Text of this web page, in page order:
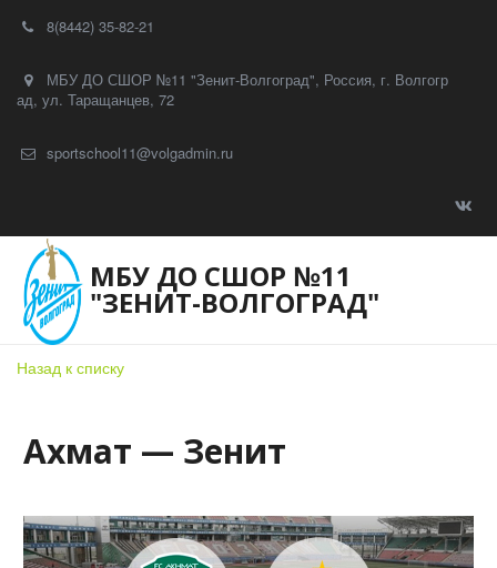
8(8442) 35-82-21
МБУ ДО СШОР №11 "Зенит-Волгоград", Россия, г. Волгогр
ад, ул. Таращанцев, 72
sportschool11@volgadmin.ru
МБУ ДО СШОР №11
"ЗЕНИТ-ВОЛГОГРАД"
Назад к списку
Ахмат — Зенит